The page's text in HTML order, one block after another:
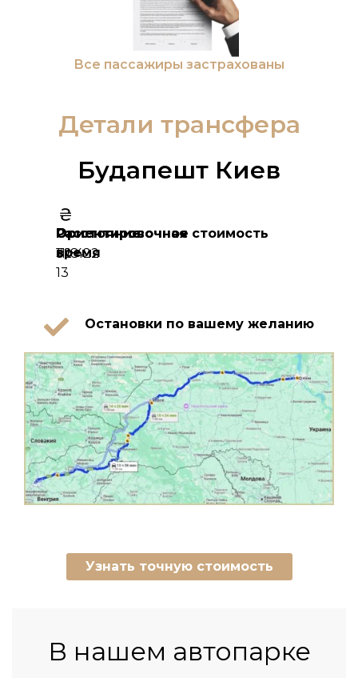
Все пассажиры застрахованы
Детали трансфера
Будапешт Киев
Расстояние
1118
Ориентировочное
время
13
Ориентировочная стоимость
32 422
Остановки по вашему желанию
Узнать точную стоимость
В нашем автопарке